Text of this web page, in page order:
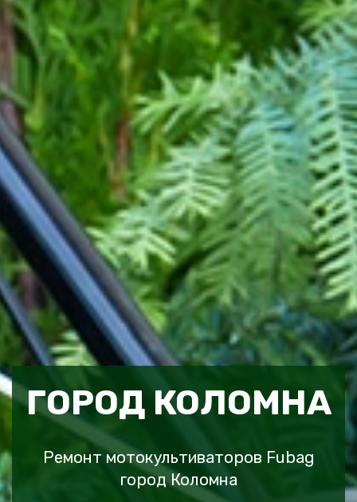
ГОРОД КОЛОМНА
Ремонт мотокультиваторов Fubag
город Коломна